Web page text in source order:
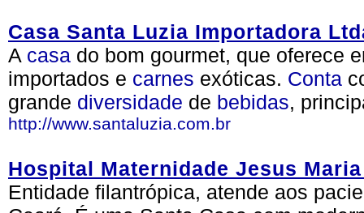
Casa Santa Luzia Importadora
A casa do bom gourmet, que oferece
importados e carnes exóticas. Conta
grande diversidade de bebidas,
http://www.santaluzia.com.br
Hospital Maternidade Jesus
Entidade filantrópica, atende aos